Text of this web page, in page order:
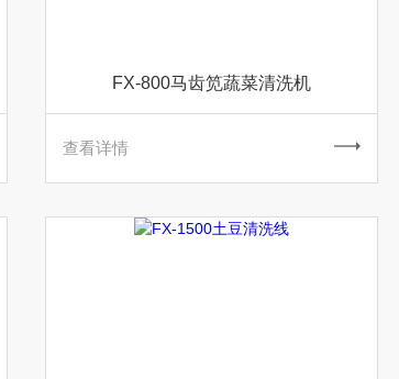
FX-800马齿笕蔬菜清洗机
查看详情